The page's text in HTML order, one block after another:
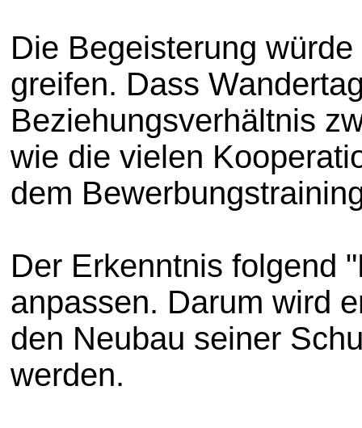
Die Begeisterung
greifen. Dass
Beziehungsverhältnis
wie die vielen
dem
Der Erkenntnis folgend
anpassen. Darum wird
den Neubau seiner
werden.